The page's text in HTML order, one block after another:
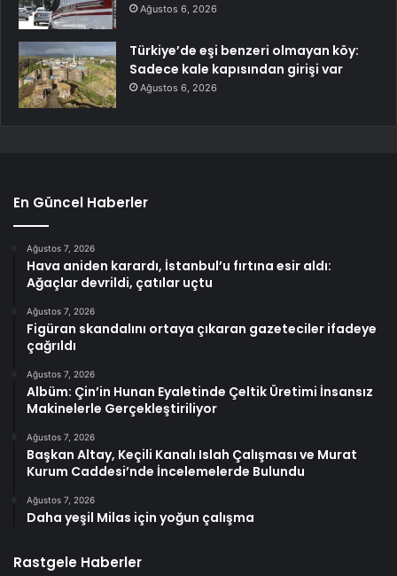
Ağustos 6, 2026
Türkiye’de eşi benzeri olmayan köy:
Sadece kale kapısından girişi var
Ağustos 6, 2026
En Güncel Haberler
Ağustos 7, 2026
Hava aniden karardı, İstanbul’u fırtına esir aldı:
Ağaçlar devrildi, çatılar uçtu
Ağustos 7, 2026
Figüran skandalını ortaya çıkaran gazeteciler ifadeye
çağrıldı
Ağustos 7, 2026
Albüm: Çin’in Hunan Eyaletinde Çeltik Üretimi İnsansız
Makinelerle Gerçekleştiriliyor
Ağustos 7, 2026
Başkan Altay, Keçili Kanalı Islah Çalışması ve Murat
Kurum Caddesi’nde İncelemelerde Bulundu
Ağustos 7, 2026
Daha yeşil Milas için yoğun çalışma
Rastgele Haberler